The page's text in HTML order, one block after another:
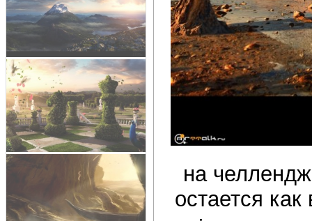
на
остается